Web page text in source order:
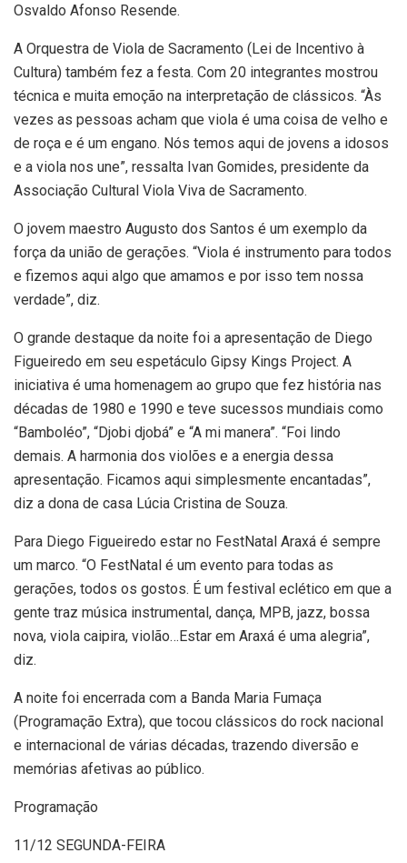
Osvaldo Afonso Resende.
A Orquestra de Viola de Sacramento (Lei de Incentivo à
Cultura) também fez a festa. Com 20 integrantes mostrou
técnica e muita emoção na interpretação de clássicos. “Às
vezes as pessoas acham que viola é uma coisa de velho e
de roça e é um engano. Nós temos aqui de jovens a idosos
e a viola nos une”, ressalta Ivan Gomides, presidente da
Associação Cultural Viola Viva de Sacramento.
O jovem maestro Augusto dos Santos é um exemplo da
força da união de gerações. “Viola é instrumento para todos
e fizemos aqui algo que amamos e por isso tem nossa
verdade”, diz.
O grande destaque da noite foi a apresentação de Diego
Figueiredo em seu espetáculo Gipsy Kings Project. A
iniciativa é uma homenagem ao grupo que fez história nas
décadas de 1980 e 1990 e teve sucessos mundiais como
“Bamboléo”, “Djobi djobá” e “A mi manera”. “Foi lindo
demais. A harmonia dos violões e a energia dessa
apresentação. Ficamos aqui simplesmente encantadas”,
diz a dona de casa Lúcia Cristina de Souza.
Para Diego Figueiredo estar no FestNatal Araxá é sempre
um marco. “O FestNatal é um evento para todas as
gerações, todos os gostos. É um festival eclético em que a
gente traz música instrumental, dança, MPB, jazz, bossa
nova, viola caipira, violão…Estar em Araxá é uma alegria”,
diz.
A noite foi encerrada com a Banda Maria Fumaça
(Programação Extra), que tocou clássicos do rock nacional
e internacional de várias décadas, trazendo diversão e
memórias afetivas ao público.
Programação
11/12 SEGUNDA-FEIRA